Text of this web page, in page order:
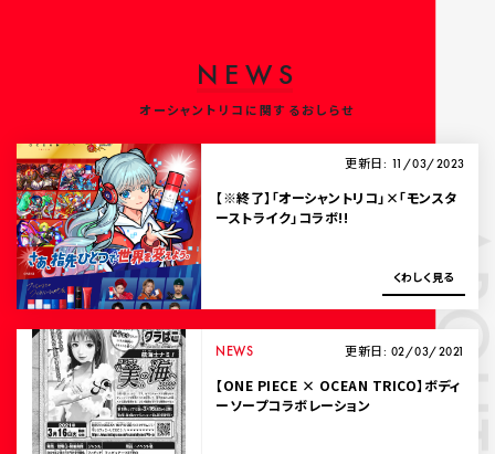
N E W S
オーシャントリコに関するおしらせ
更新日: 11/03/2023
【※終了】「オーシャントリコ」×「モンスタ
ーストライク」コラボ!!
くわ しく 見る
NEWS 更新日: 02/03/2021
【ONE PIECE × OCEAN TRICO】ボディ
ーソープコラボレーション
ABOUT